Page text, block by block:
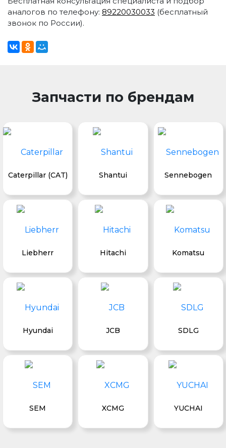
аналогов по телефону: 89220030033 (бесплатный
звонок по России).
Запчасти по брендам
Caterpillar (CAT) Shantui Sennebogen
Liebherr Hitachi Komatsu
Hyundai JCB SDLG
SEM XCMG YUCHAI